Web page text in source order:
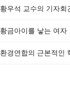
황우석 교수의 기자회
황금아이를 낳는 여자
환경연합의 근본적인